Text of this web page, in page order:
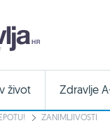
život Zdravlje
ZANIMLJIVOSTI